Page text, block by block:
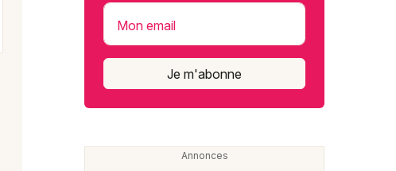
Mon email
Je m'abonne